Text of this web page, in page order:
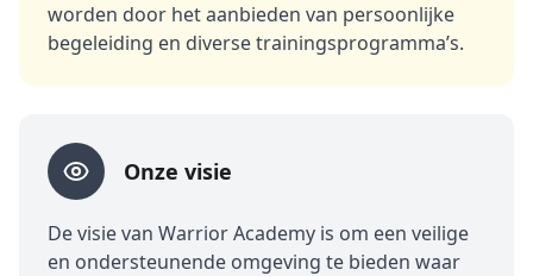
worden door het aanbieden van persoonlijke
begeleiding en diverse trainingsprogramma’s.
Onze visie
De visie van Warrior Academy is om een veilige
en ondersteunende omgeving te bieden waar